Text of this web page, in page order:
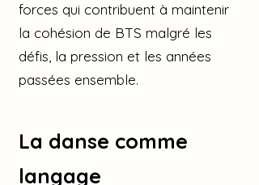
forces qui contribuent à maintenir
la cohésion de BTS malgré les
défis, la pression et les années
passées ensemble.
La danse comme
langage